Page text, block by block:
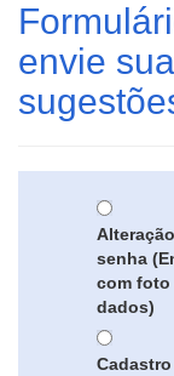
envie
senha
com foto
dados)